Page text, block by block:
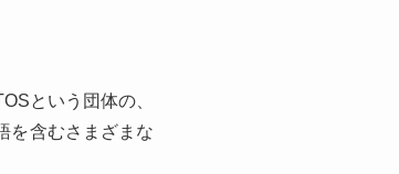
という団体の、
を含むさまざまな